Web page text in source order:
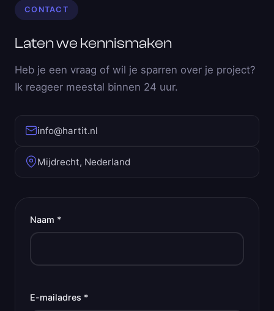
CONTACT
Laten we kennismaken
Heb je een vraag of wil je sparren over je project?
Ik reageer meestal binnen 24 uur.
info@hartit.nl
Mijdrecht, Nederland
Naam *
E-mailadres *